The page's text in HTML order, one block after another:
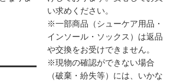
い求めください。
※一部商品（シューケア用品・
インソール・ソックス）は返品
や交換をお受けできません。
※現物の確認ができない場合
（破棄・紛失等）には、いかな